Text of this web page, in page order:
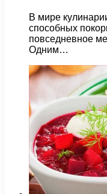
В мире
способных
повседневное
Одним…